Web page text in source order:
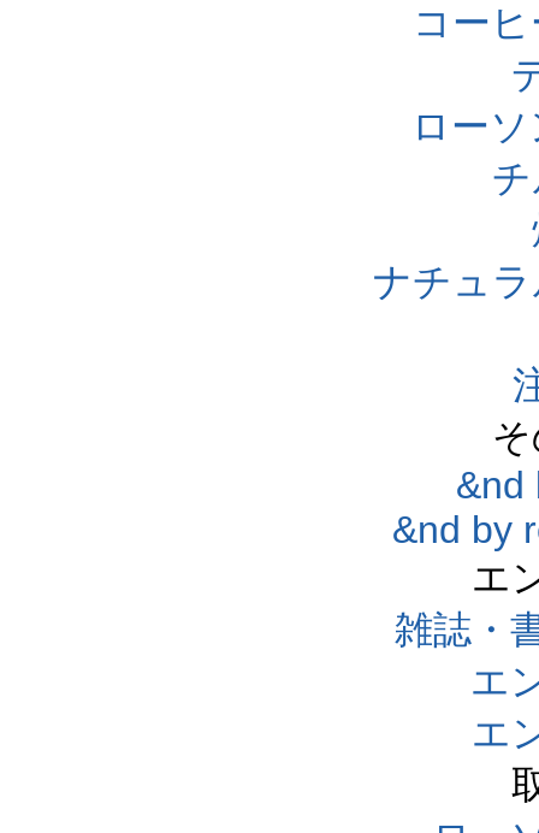
コー
ロー
ナチュ
&nd
&nd by
エ
雑誌・
エ
エ